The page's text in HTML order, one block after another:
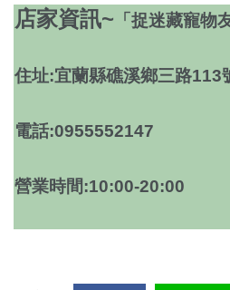
店家資訊~ 「捉迷藏寵物
住址:宜蘭縣礁溪鄉三路113
電話:0955552147
營業時間:10:00-20:00